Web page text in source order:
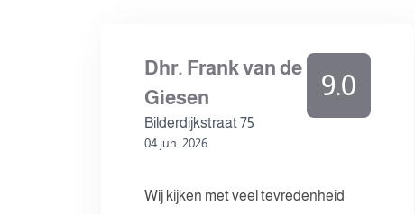
Dhr. Frank van de
Giesen
Bilderdijkstraat 75
04 jun. 2026
9.0
Wij kijken met veel tevredenheid